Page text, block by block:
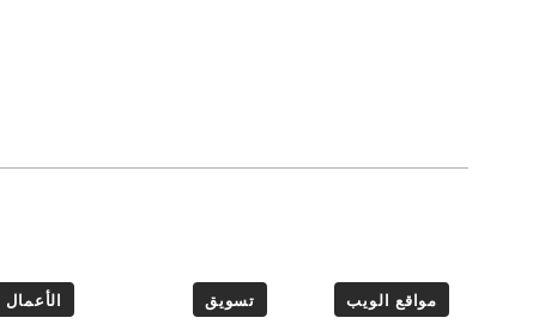
مواقع الويب تسويق الأعمال